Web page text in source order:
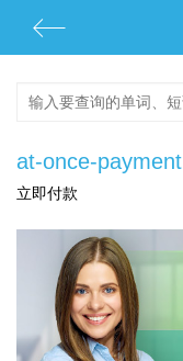
at-once-payment
立即付款